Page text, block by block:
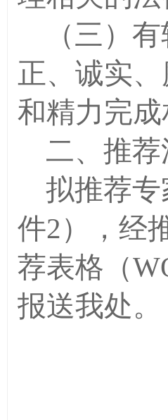
（三）
正、诚实
和精力完
二、推荐
拟推荐
件2），经
荐表格（
报送我处。